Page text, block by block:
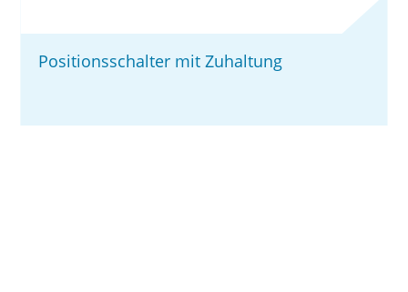
Positionsschalter mit Zuhaltung